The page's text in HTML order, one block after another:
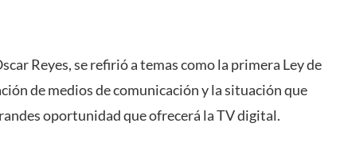
Reyes, se refirió a temas como la primera Ley de
de medios de comunicación y la situación que
oportunidad que ofrecerá la TV digital.